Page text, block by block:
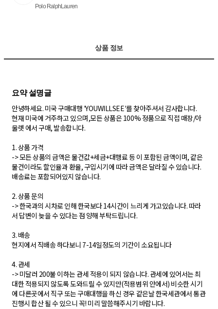
Polo RalphLauren
상품 정보
요약 설명글
안녕하세요. 미국 구매대행 'YOUWILLSEE'를 찾아주셔서 감사합니다.
현재 미국에 거주하고 있으며,모든 상품은 100% 정품으로 직접 매장/아
울렛 에서 구매, 발송합니다.
1. 상품 가격
-> 모든 상품의 금액은 물건값+세금+대행료 등 이 포함된 금액이며, 같은
물건이라도 할인율과 환율, 구입시기에 따라 금액은 달라질 수 있습니다.
배송료는 포함되어있지 않습니다.
2. 상품 문의
-> 한국과의 시차로 인해 한국보다 14시간이 느리게 가고있습니다. 따라
서 답변이 늦을 수 있다는 점 양해 부탁드립니다.
3. 배송
현지에서 직배송 하다보니 7-14일정도의 기간이 소요됩니다
4. 관세
-> 미달러 200불 이하는 관세 적용이 되지 않습니다. 관세에 있어서는 최
대한 적용되지 않도록 도와드릴 수 있지만(적용범위 안에서) 비슷한 시기
에 다른곳에서 직구 또는 구매대행을 하신 경우 같은날 한국세관에서 통관
진행시 합산 될 수 있으니 꼭! 미리 말씀해주시기 바랍니다.